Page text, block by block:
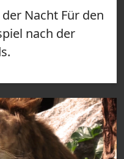
Nacht Für den
nach der